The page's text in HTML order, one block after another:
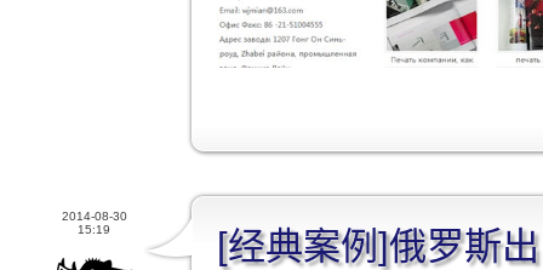
2014-08-30
15:19
[经典案例]俄罗斯